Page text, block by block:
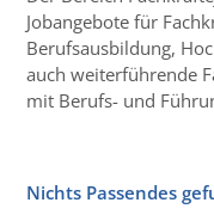
Jobangebote für
Berufsausbildung,
auch weiterführende
mit Berufs- und
Nichts Passendes